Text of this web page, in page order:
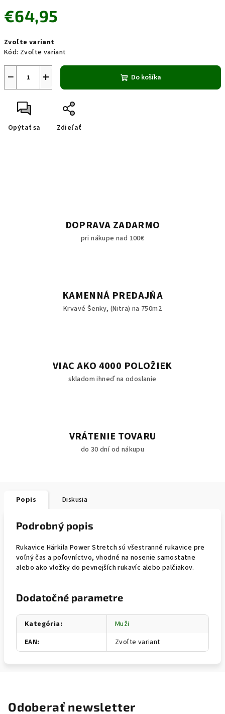
€64,95
cena:
Zvoľte variant
Kód: Zvoľte variant
+
− Do košíka
Opýtať sa Zdieľať
DOPRAVA ZADARMO
pri nákupe nad 100€
KAMENNÁ PREDAJŇA
Krvavé Šenky, (Nitra) na 750m2
VIAC AKO 4000 POLOŽIEK
skladom ihneď na odoslanie
VRÁTENIE TOVARU
do 30 dní od nákupu
Popis Diskusia
Podrobný popis
Rukavice Härkila Power Stretch sú všestranné rukavice pre
voľný čas a poľovníctvo, vhodné na nosenie samostatne
alebo ako vložky do pevnejších rukavíc alebo palčiakov.
Dodatočné parametre
Kategória:
Muži
EAN: Zvoľte variant
Odoberať newsletter